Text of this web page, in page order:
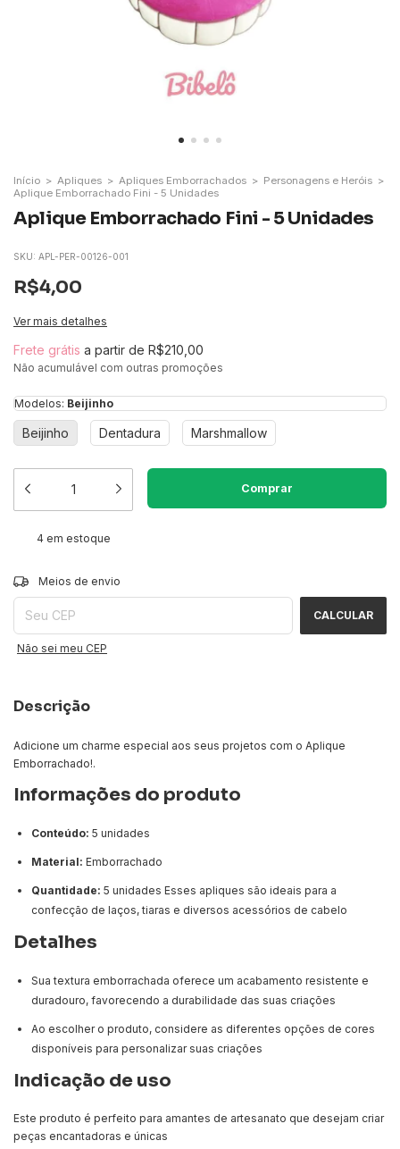
Início > Apliques > Apliques Emborrachados > Personagens e Heróis >
Aplique Emborrachado Fini - 5 Unidades
Aplique Emborrachado Fini - 5 Unidades
SKU: APL-PER-00126-001
R$4,00
Ver mais detalhes
Frete grátis a partir de R$210,00
Não acumulável com outras promoções
Modelos: Beijinho
Beijinho Dentadura Marshmallow
4em estoque
Entregas para o CEP:
Meios de envio
CALCULAR
Não sei meu CEP
Descrição
Adicione um charme especial aos seus projetos com o Aplique
Emborrachado!.
Informações do produto
Conteúdo: 5 unidades
Material: Emborrachado
Quantidade: 5 unidades Esses apliques são ideais para a
confecção de laços, tiaras e diversos acessórios de cabelo
Detalhes
Sua textura emborrachada oferece um acabamento resistente e
duradouro, favorecendo a durabilidade das suas criações
Ao escolher o produto, considere as diferentes opções de cores
disponíveis para personalizar suas criações
Indicação de uso
Este produto é perfeito para amantes de artesanato que desejam criar
peças encantadoras e únicas